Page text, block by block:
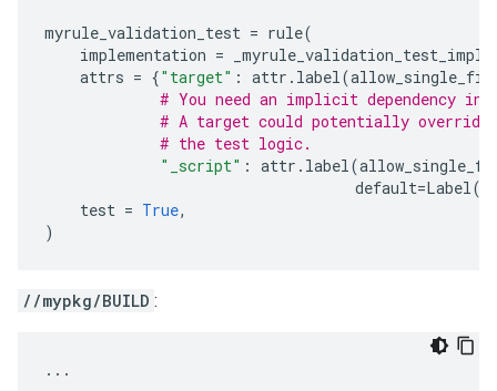
myrule_validation_test = rule(
implementation = _myrule_validation_test_impl
attrs = {"target" : attr . label(
# You need an implicit dependency
# A target could potentially
# the test logic.
"_script" : attr . label(
default=Label(
test = True,
)
//mypkg/BUILD :
...